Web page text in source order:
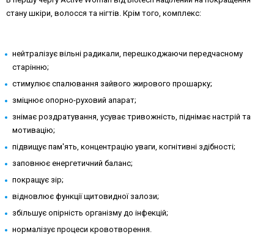
стану шкіри, волосся та нігтів. Крім того, комплекс:
нейтралізує вільні радикали, перешкоджаючи передчасному
старінню;
стимулює спалювання зайвого жирового прошарку;
зміцнює опорно-руховий апарат;
знімає роздратування, усуває тривожність, піднімає настрій та
мотивацію;
підвищує пам'ять, концентрацію уваги, когнітивні здібності;
заповнює енергетичний баланс;
покращує зір;
відновлює функції щитовидної залози;
збільшує опірність організму до інфекцій;
нормалізує процеси кровотворення.